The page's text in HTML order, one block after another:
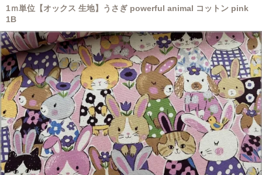
1ｍ単位【オックス 生地】うさぎ powerful animal コットン pink
1B